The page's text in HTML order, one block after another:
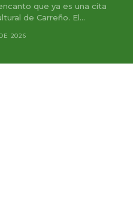
que ya es una cita
imprescindible en la agenda cultural de Carreño. El...
2026